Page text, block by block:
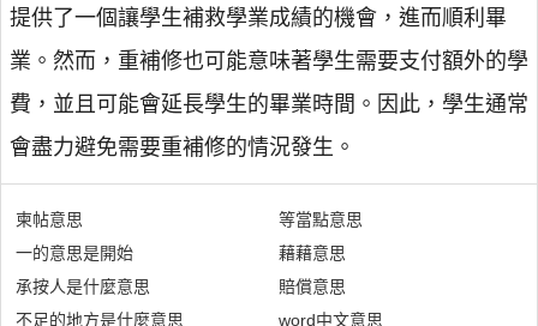
提供了一個讓學生補救學業成績的機會，進而順利畢
業。然而，重補修也可能意味著學生需要支付額外的學
費，並且可能會延長學生的畢業時間。因此，學生通常
會盡力避免需要重補修的情況發生。
柬帖意思
一的意思是開始
承按人是什麼意思
不足的地方是什麼意思
等當點意思
藉藉意思
賠償意思
word中文意思